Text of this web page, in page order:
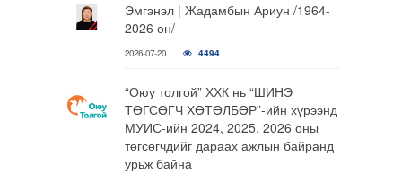
Эмгэнэл | Жадамбын Ариун /1964-
2026 он/
2026-07-20 4494
“Оюу толгой” ХХК нь “ШИНЭ
ТӨГСӨГЧ ХӨТӨЛБӨР”-ийн хүрээнд
МУИС-ийн 2024, 2025, 2026 оны
төгсөгчдийг дараах ажлын байранд
урьж байна